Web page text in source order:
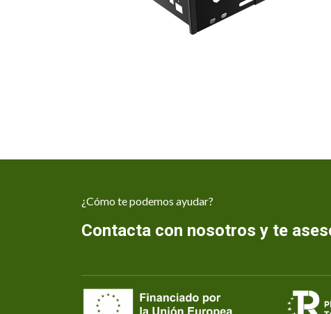
¿Cómo te podemos ayudar?
Contacta con nosotros y te